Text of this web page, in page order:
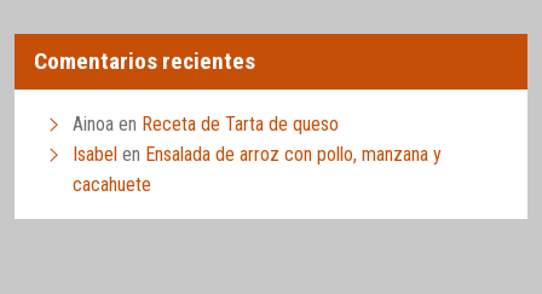
Comentarios recientes
Ainoa en Receta de Tarta de queso
Isabel en Ensalada de arroz con pollo, manzana y
cacahuete